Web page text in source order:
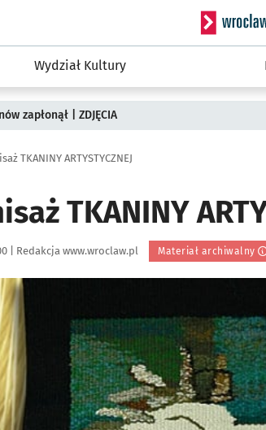
Serwis
Wydział Kultury
zapłonął | ZDJĘCIA
TKANINY ARTYSTYCZNEJ
TKANINY
| Autor:
Redakcja www.wroclaw.pl Materiał archiwalny